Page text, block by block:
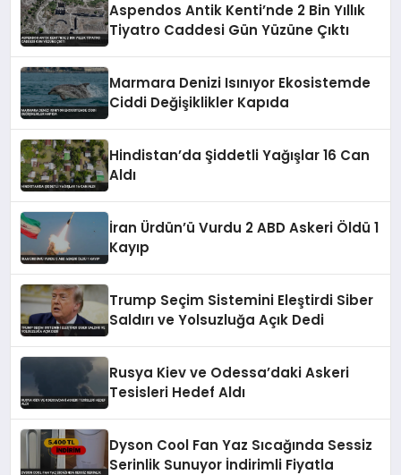
Aspendos Antik Kenti’nde 2 Bin Yıllık
Tiyatro Caddesi Gün Yüzüne Çıktı
Marmara Denizi Isınıyor Ekosistemde
Ciddi Değişiklikler Kapıda
Hindistan’da Şiddetli Yağışlar 16 Can
Aldı
İran Ürdün’ü Vurdu 2 ABD Askeri Öldü 1
Kayıp
Trump Seçim Sistemini Eleştirdi Siber
Saldırı ve Yolsuzluğa Açık Dedi
Rusya Kiev ve Odessa’daki Askeri
Tesisleri Hedef Aldı
Dyson Cool Fan Yaz Sıcağında Sessiz
Serinlik Sunuyor İndirimli Fiyatla